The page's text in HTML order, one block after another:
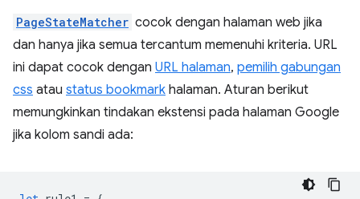
PageStateMatcher cocok dengan halaman web jika
dan hanya jika semua tercantum memenuhi kriteria. URL
ini dapat cocok dengan URL halaman, pemilih gabungan
css atau status bookmark halaman. Aturan berikut
memungkinkan tindakan ekstensi pada halaman Google
jika kolom sandi ada: